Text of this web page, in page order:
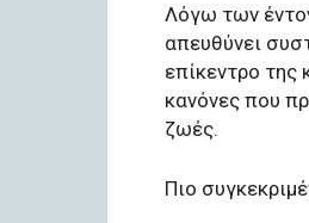
Λόγω των
απευθύνει
επίκεντρο της
κανόνες που
ζωές.
Πιο